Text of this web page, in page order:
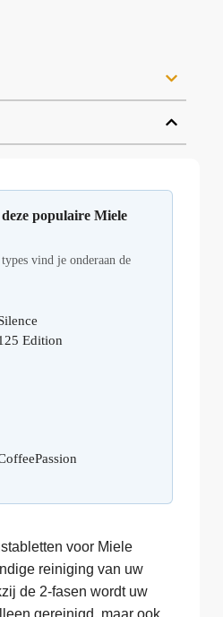
populaire Miele
vind je onderaan de
Edition
voor Miele
reiniging van uw
de 2-fasen wordt uw
gereinigd, maar ook